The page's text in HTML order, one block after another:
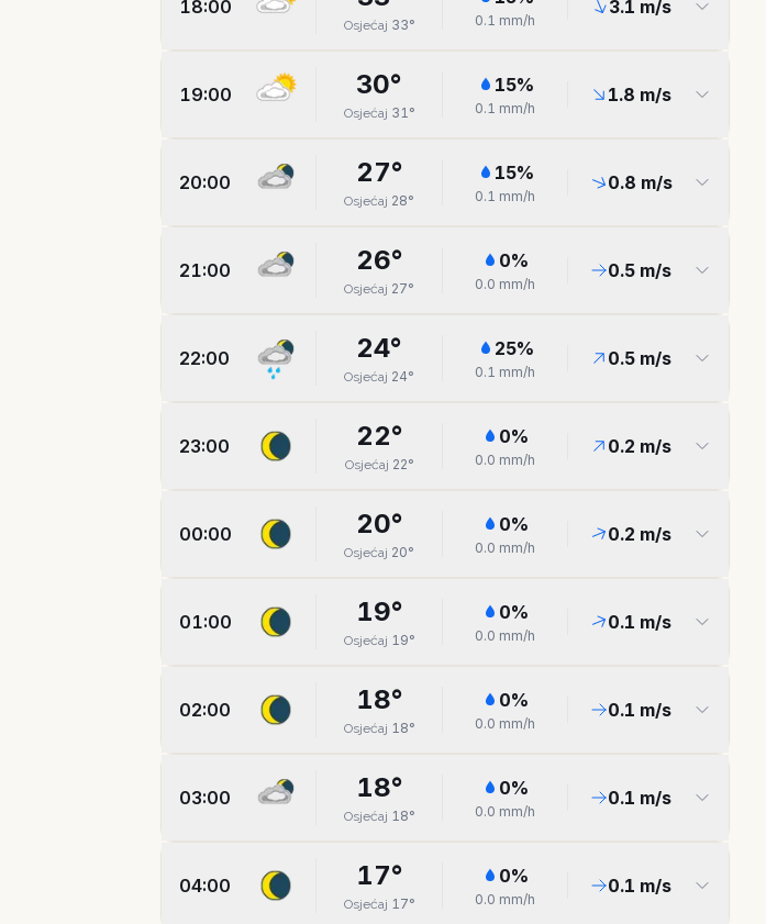
18:00
Osjećaj 33° 0.1 mm/h
3.1 m/s
19:00 30°
Osjećaj 31°
15%
0.1 mm/h
1.8 m/s
20:00 27°
Osjećaj 28°
15%
0.1 mm/h
0.8 m/s
21:00 26°
Osjećaj 27°
0%
0.0 mm/h
0.5 m/s
22:00 24°
Osjećaj 24°
25%
0.1 mm/h
0.5 m/s
23:00 22°
Osjećaj 22°
0%
0.0 mm/h
0.2 m/s
00:00 20°
Osjećaj 20°
0%
0.0 mm/h
0.2 m/s
01:00 19°
Osjećaj 19°
0%
0.0 mm/h
0.1 m/s
02:00 18°
Osjećaj 18°
0%
0.0 mm/h
0.1 m/s
03:00 18°
Osjećaj 18°
0%
0.0 mm/h
0.1 m/s
04:00 17°
Osjećaj 17°
0%
0.0 mm/h
0.1 m/s